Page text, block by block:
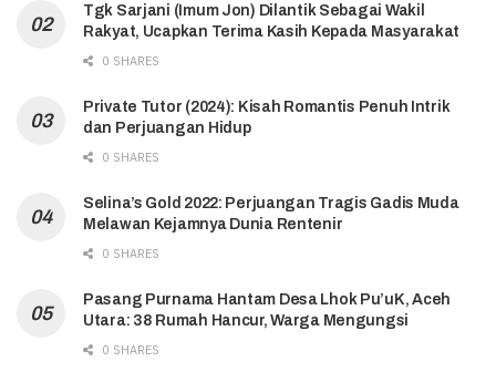
Tgk Sarjani (Imum Jon) Dilantik Sebagai Wakil
Rakyat, Ucapkan Terima Kasih Kepada Masyarakat
0 SHARES
Private Tutor (2024): Kisah Romantis Penuh Intrik
dan Perjuangan Hidup
0 SHARES
Selina’s Gold 2022: Perjuangan Tragis Gadis Muda
Melawan Kejamnya Dunia Rentenir
0 SHARES
Pasang Purnama Hantam Desa Lhok Pu’uK, Aceh
Utara: 38 Rumah Hancur, Warga Mengungsi
0 SHARES